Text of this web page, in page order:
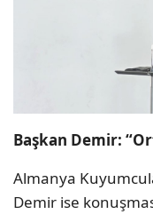
Başkan Demir:
Almanya
Demir ise